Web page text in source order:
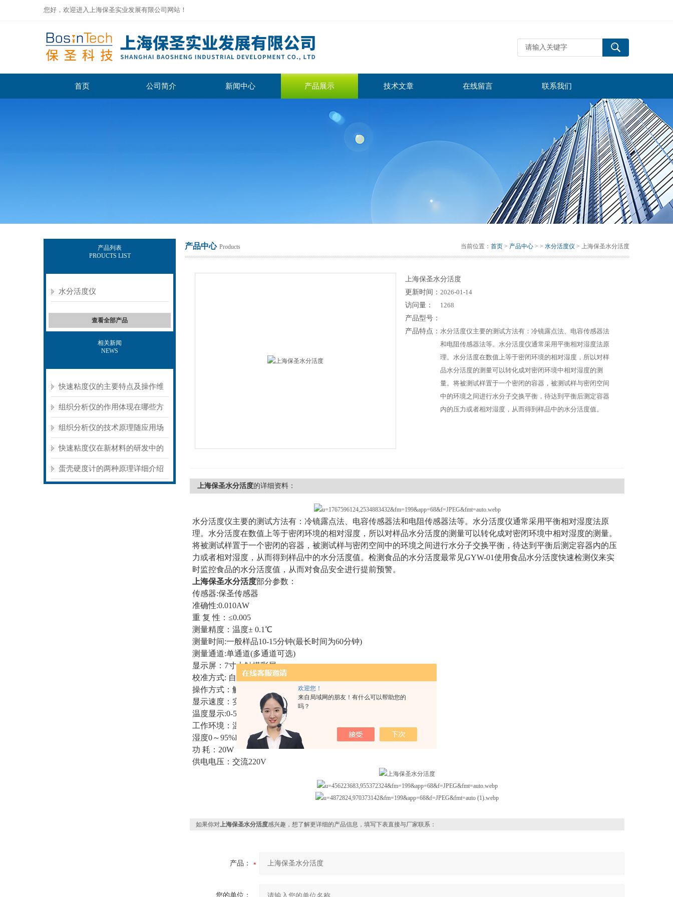
欢迎您！
来自局域网的朋友！有什么可以帮助您的
吗？
您好，欢迎进入上海保圣实业发展有限公司网站！
首页 公司简介 新闻中心 产品展示 技术文章 在线留言 联系我们
产品列表
PROUCTS LIST
水分活度仪
查看全部产品
相关新闻
NEWS
快速粘度仪的主要特点及操作维
护方式
组织分析仪的作用体现在哪些方
面？
组织分析仪的技术原理随应用场
景不同存在明显差异
快速粘度仪在新材料的研发中的
应用
蛋壳硬度计的两种原理详细介绍
产品中心 Products 当前位置： 首页 > 产品中心 > > 水分活度仪 > 上海保圣水分活度
上海保圣水分活度
更新时间： 2026-01-14
访问量：
1268
产品型号：
产品特点： 水分活度仪主要的测试方法有：冷镜露点法、电容传感器法
和电阻传感器法等。水分活度仪通常采用平衡相对湿度法原
理。水分活度在数值上等于密闭环境的相对湿度，所以对样
品水分活度的测量可以转化成对密闭环境中相对湿度的测
量。将被测试样置于一个密闭的容器，被测试样与密闭空间
中的环境之间进行水分子交换平衡，待达到平衡后测定容器
内的压力或者相对湿度，从而得到样品中的水分活度值。
上海保圣水分活度的详细资料：
水分活度仪主要的测试方法有：冷镜露点法、电容传感器法和电阻传感器法等。水分活度仪通常采用平衡相对湿度法原
理。水分活度在数值上等于密闭环境的相对湿度，所以对样品水分活度的测量可以转化成对密闭环境中相对湿度的测量。
将被测试样置于一个密闭的容器，被测试样与密闭空间中的环境之间进行水分子交换平衡，待达到平衡后测定容器内的压
力或者相对湿度，从而得到样品中的水分活度值。检测食品的水分活度最常见GYW-01使用食品水分活度快速检测仪来实
时监控食品的水分活度值，从而对食品安全进行提前预警。
上海保圣水分活度部分参数：
传感器:保圣传感器
准确性:0.010AW
重 复 性：≤0.005
测量精度：温度± 0.1℃
测量时间:一般样品10-15分钟(最长时间为60分钟)
测量通道:单通道(多通道可选)
显示屏：7寸大触摸彩屏
校准方式: 自动校准(校正值补偿)
操作方式：触摸
显示速度：实时显示检测曲线
温度显示:0-50℃
工作环境：温度0～50℃
湿度0～95%RH
功 耗：20W
供电电压：交流220V
如果你对上海保圣水分活度感兴趣，想了解更详细的产品信息，填写下表直接与厂家联系：
产品：
您的单位：